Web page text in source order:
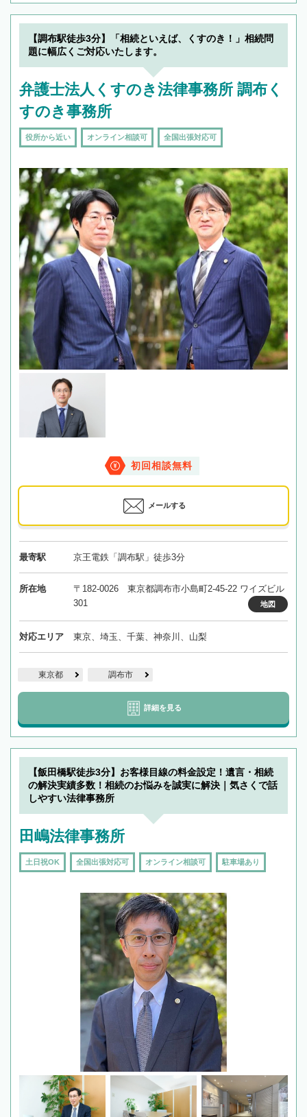
【調布駅徒歩3分】「相続といえば、くすのき！」相続問
題に幅広くご対応いたします。
弁護士法人くすのき法律事務所 調布く
すのき事務所
役所から近い オンライン相談可 全国出張対応可
初回相談無料
メールする
最寄駅 京王電鉄「調布駅」徒歩3分
所在地
〒182-0026 東京都調布市小島町2-45-22 ワイズビル
301
地図
対応エリア 東京、埼玉、千葉、神奈川、山梨
東京都 調布市
詳細を見る
【飯田橋駅徒歩3分】お客様目線の料金設定！遺言・相続
の解決実績多数！相続のお悩みを誠実に解決｜気さくで話
しやすい法律事務所
田嶋法律事務所
土日祝OK 全国出張対応可 オンライン相談可 駐車場あり